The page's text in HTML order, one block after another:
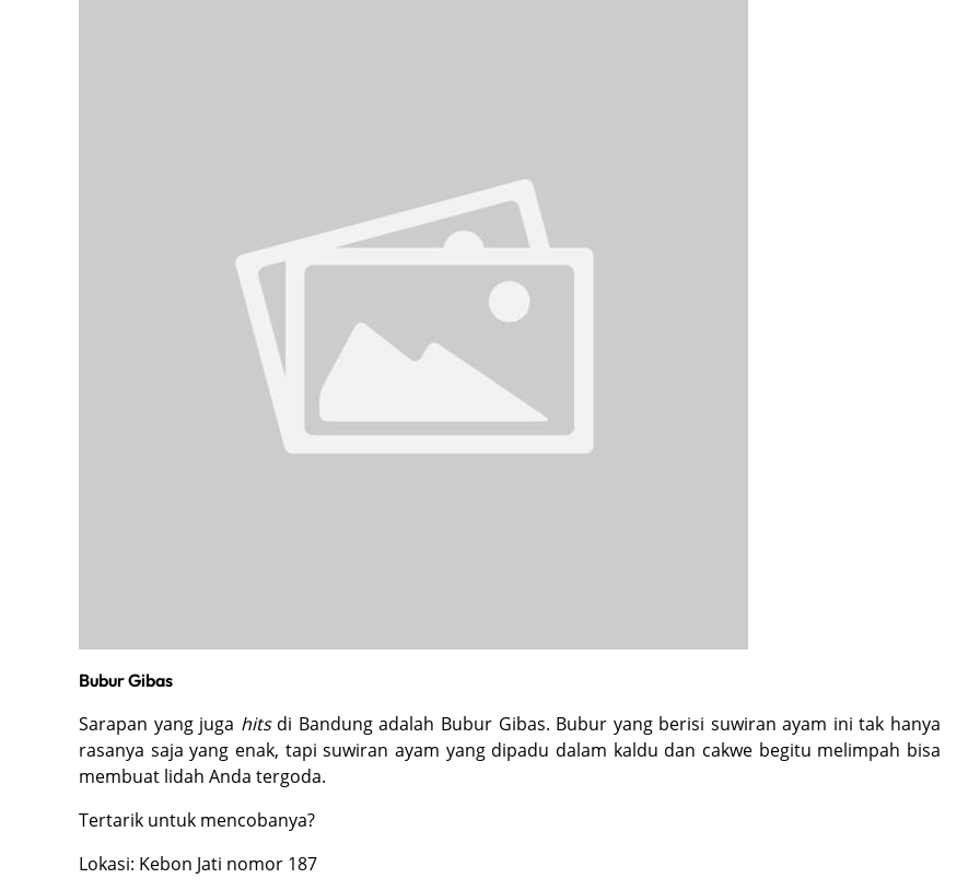
Bubur Gibas
Sarapan yang juga hitsdi Bandung adalah Bubur Gibas. Bubur yang berisi suwiran ayam ini tak hanya
rasanya saja yang enak, tapi suwiran ayam yang dipadu dalam kaldu dan cakwe begitu melimpah bisa
membuat lidah Anda tergoda.
Tertarik untuk mencobanya?
Lokasi: Kebon Jati nomor 187